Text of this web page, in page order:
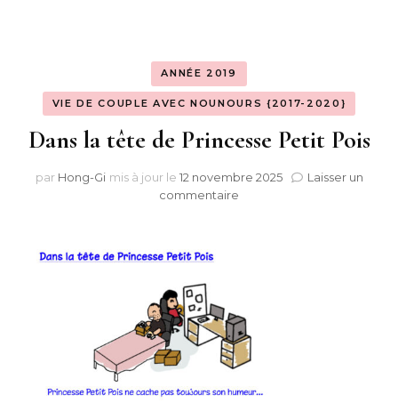
ANNÉE 2019
VIE DE COUPLE AVEC NOUNOURS {2017-2020}
Dans la tête de Princesse Petit Pois
par Hong-Gi mis à jour le 12 novembre 2025
Laisser un
commentaire
Pois